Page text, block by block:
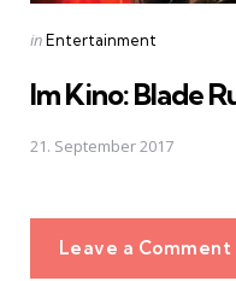
Posted
inEntertainment
Im Kino: Blade
21. September 2017
Leave a Comment